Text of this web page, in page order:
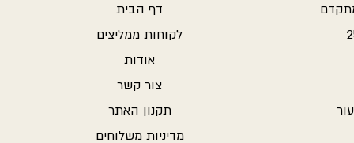
דף הבית
לקוחות ממליצים
אודות
צור קשר
תקנון האתר
מדיניות משלוחים